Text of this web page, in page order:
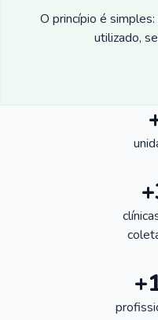
O princípio é
utilizado,